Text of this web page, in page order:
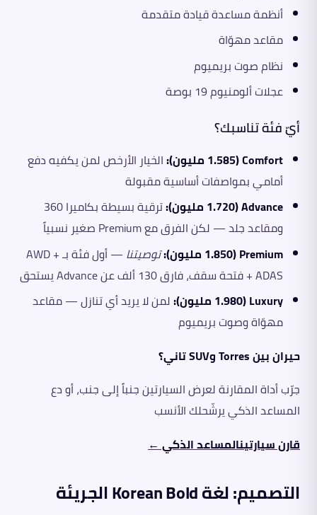
أنظمة مساعدة قيادة متقدمة
مقاعد مهوّاة
نظام صوت بريميوم
عجلات ألومنيوم 19 بوصة
أيّ فئة تناسبك؟
Comfort (1.585 مليون):
الخيار الأرخص لمن يكفيه دفع
أمامي بمواصفات أساسية مقبولة
Advance (1.720 مليون):
ترقية بسيطة بكاميرا 360
ومقاعد جلد — لكن الفرق مع Premium صغير نسبياً
Premium (1.850 مليون):
توصيتنا
— أول فئة بـ AWD +
ADAS + فتحة سقف، فارق 130 ألف عن Advance يستحق
Luxury (1.980 مليون):
لمن لا يريد أي تنازل — مقاعد
مهوّاة وصوت بريميوم
حيران بين Torres وSUV تاني؟
جرّب أداة المقارنة لعرض السيارتين جنباً إلى جنب، أو دع
المساعد الذكي يرشّحلك الأنسب
قارن سيارتينالمساعد الذكي ←
التصميم: لغة Korean Bold الجريئة